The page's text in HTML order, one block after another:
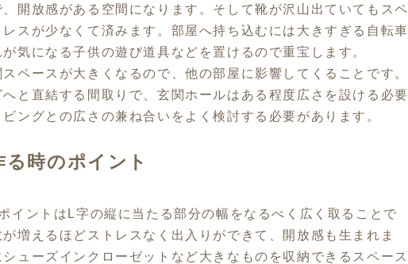
開放感がある空間になります。そして靴が沢山出ていてもスペ
スが少なくて済みます。部屋へ持ち込むには大きすぎる自転車
気になる子供の遊び道具などを置けるので重宝します。
ペースが大きくなるので、他の部屋に影響してくることです。
と直結する間取りで、玄関ホールはある程度広さを設ける必要
ングとの広さの兼ね合いをよく検討する必要があります。
時のポイント
イントはL字の縦に当たる部分の幅をなるべく広く取ることで
増えるほどストレスなく出入りができて、開放感も生まれま
ューズインクローゼットなど大きなものを収納できるスペース